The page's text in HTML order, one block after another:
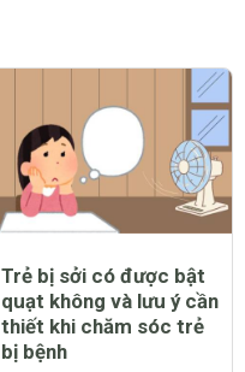
Trẻ bị sởi có được bật
quạt không và lưu ý cần
thiết khi chăm sóc trẻ
bị bệnh